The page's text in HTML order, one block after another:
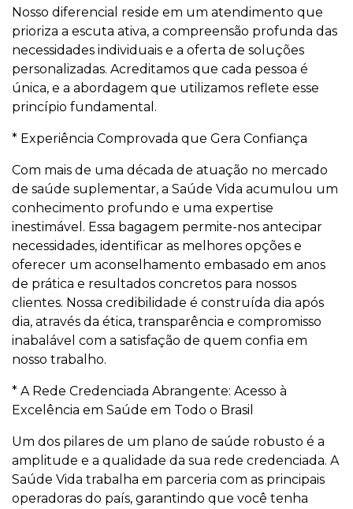
Nosso diferencial reside em um atendimento que
prioriza a escuta ativa, a compreensão profunda das
necessidades individuais e a oferta de soluções
personalizadas. Acreditamos que cada pessoa é
única, e a abordagem que utilizamos reflete esse
princípio fundamental.
* Experiência Comprovada que Gera Confiança
Com mais de uma década de atuação no mercado
de saúde suplementar, a Saúde Vida acumulou um
conhecimento profundo e uma expertise
inestimável. Essa bagagem permite-nos antecipar
necessidades, identificar as melhores opções e
oferecer um aconselhamento embasado em anos
de prática e resultados concretos para nossos
clientes. Nossa credibilidade é construída dia após
dia, através da ética, transparência e compromisso
inabalável com a satisfação de quem confia em
nosso trabalho.
* A Rede Credenciada Abrangente: Acesso à
Excelência em Saúde em Todo o Brasil
Um dos pilares de um plano de saúde robusto é a
amplitude e a qualidade da sua rede credenciada. A
Saúde Vida trabalha em parceria com as principais
operadoras do país, garantindo que você tenha